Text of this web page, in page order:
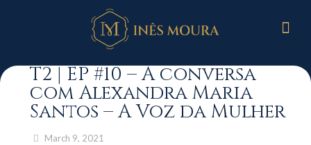
T2 | EP #10 – À conversa
com Alexandra Maria
Santos – A Voz da Mulher
March 9, 2021